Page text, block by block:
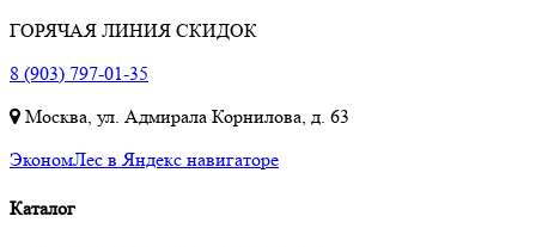
ГОРЯЧАЯ ЛИНИЯ СКИДОК
8 (903) 797-01-35
Москва, ул. Адмирала Корнилова, д. 63
ЭкономЛес в Яндекс навигаторе
Каталог